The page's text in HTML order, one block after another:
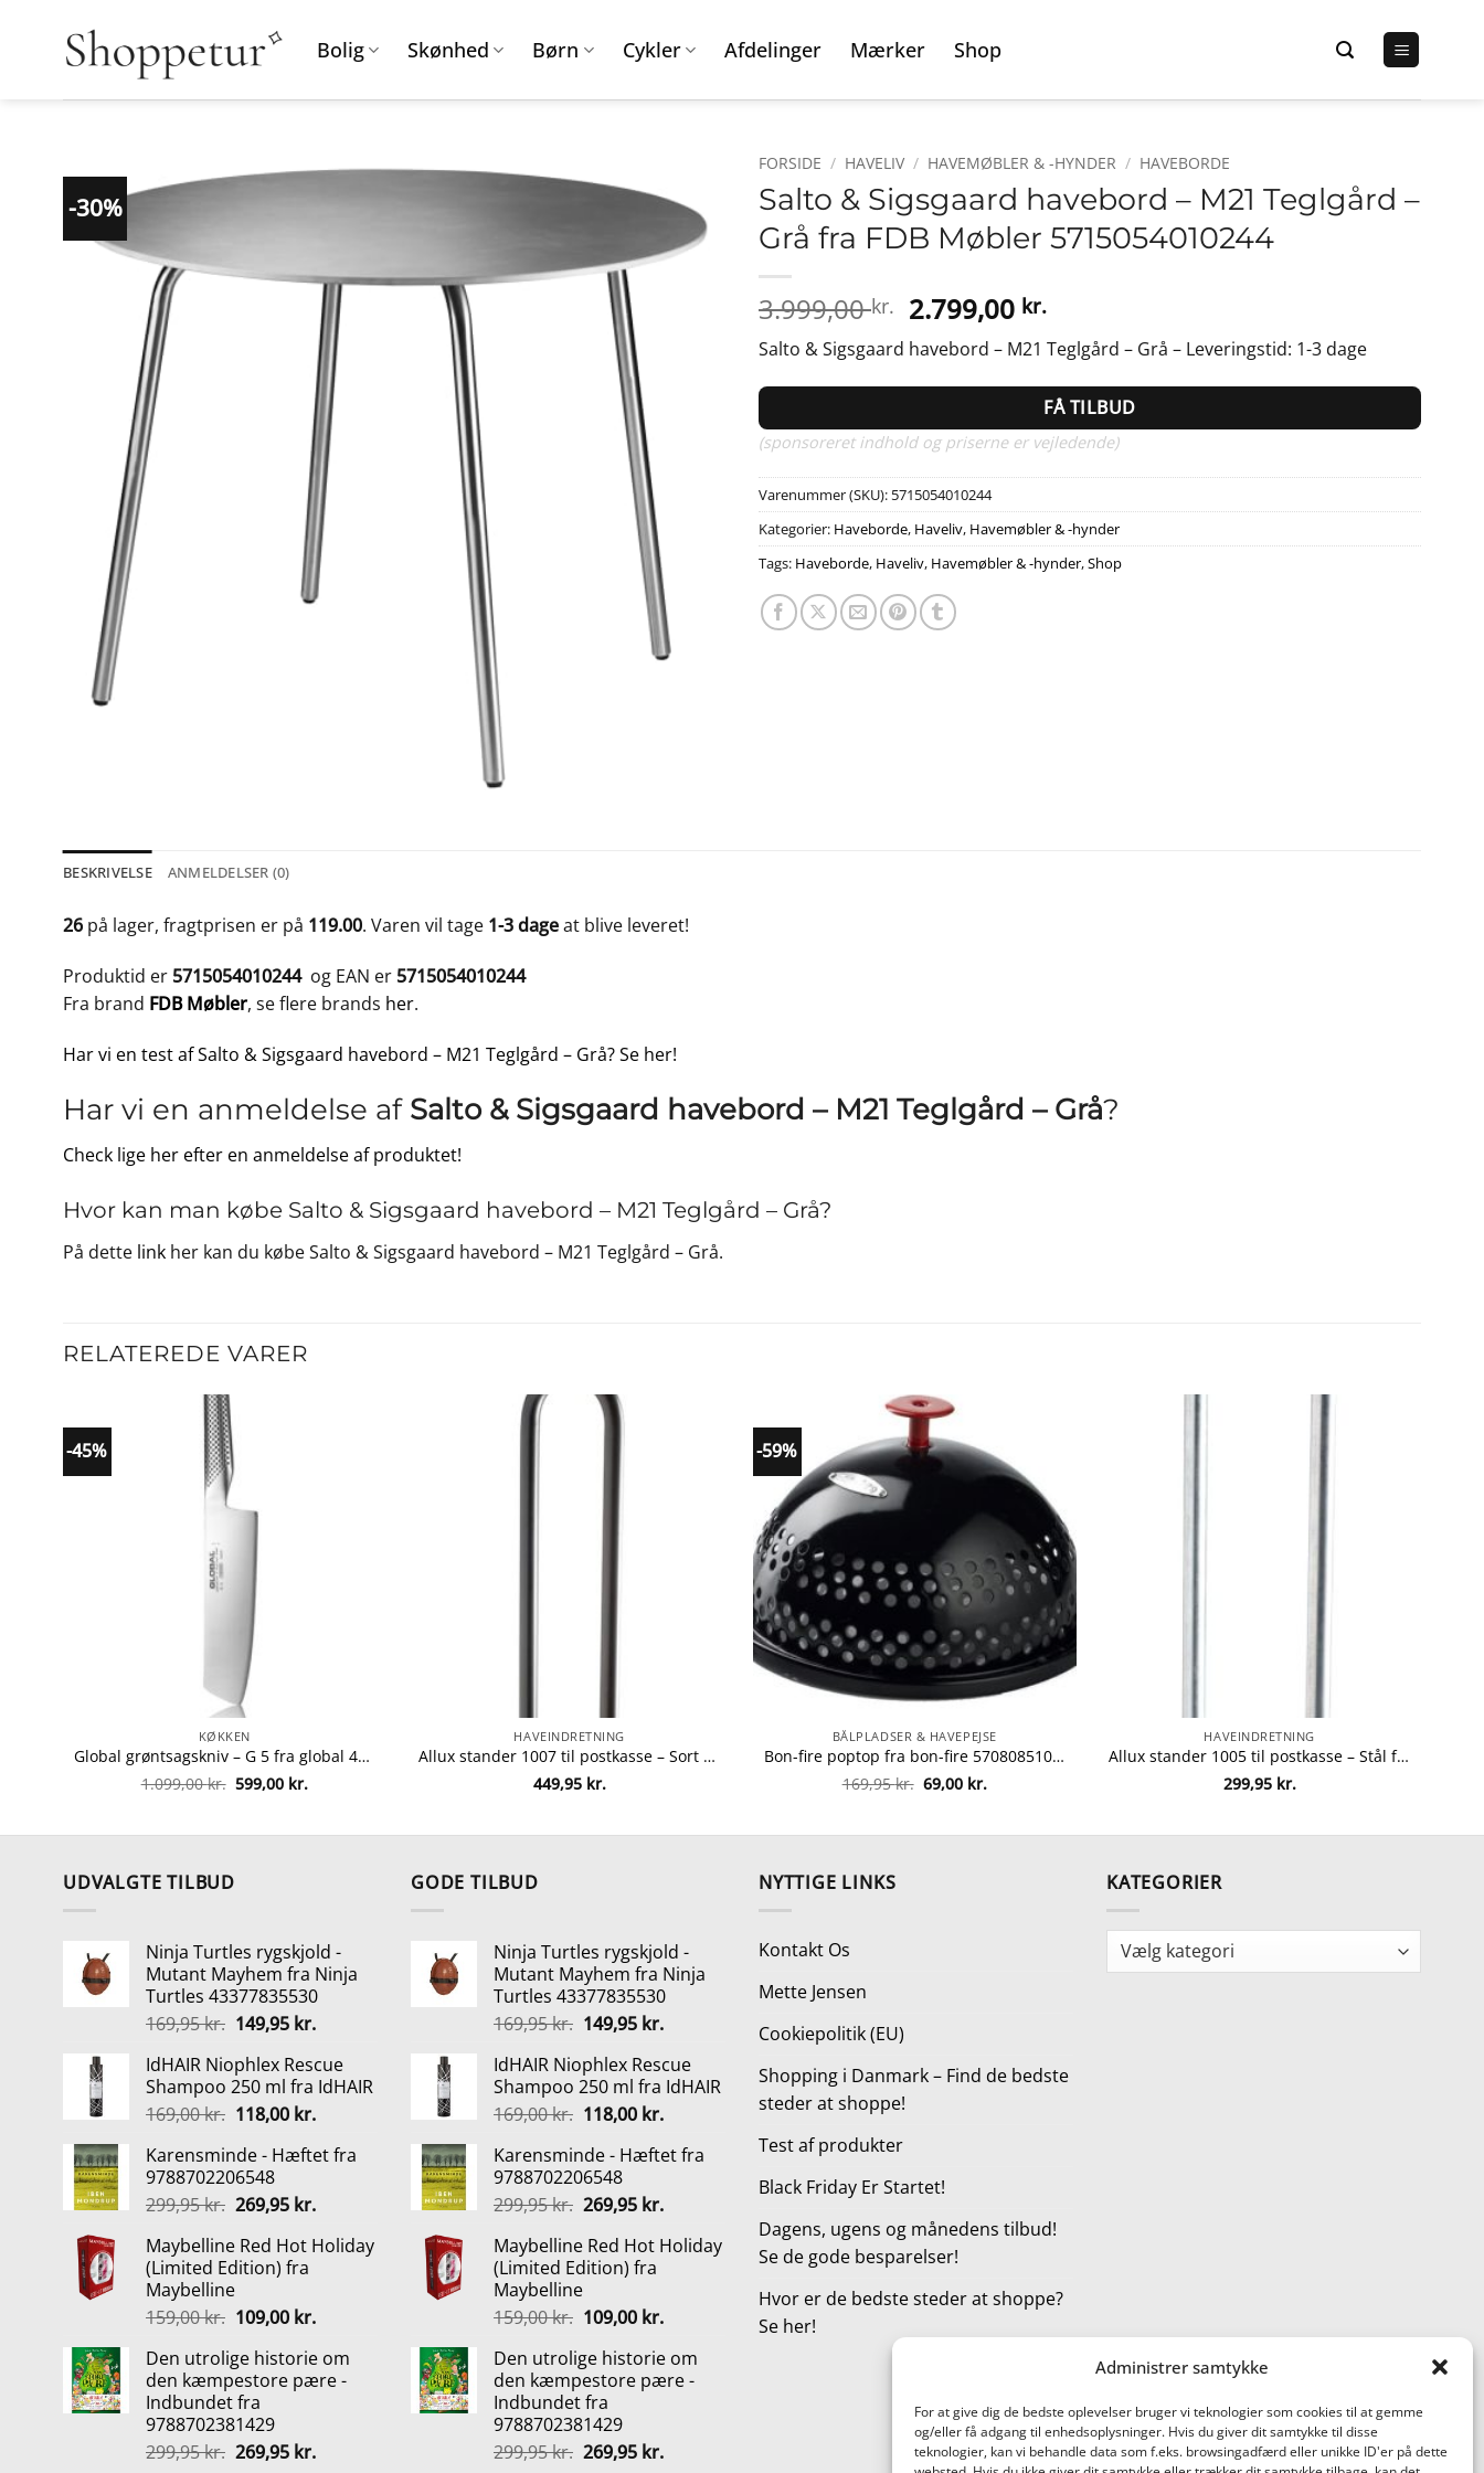
Administrer samtykke
For at give dig de bedste oplevelser bruger vi teknologier som cookies til at gemme
og/eller få adgang til enhedsoplysninger. Hvis du giver dit samtykke til disse
teknologier, kan vi behandle data som f.eks. browsingadfærd eller unikke ID'er på dette
Bolig Skønhed Børn Cykler Afdelinger Mærker Shop
-30%
FORSIDE / HAVELIV / HAVEMØBLER & -HYNDER / HAVEBORDE
Salto & Sigsgaard havebord – M21 Teglgård –
Grå fra FDB Møbler 5715054010244
3.999,00kr. Den
oprindelige
pris
var:
3.999,00 kr..
2.799,00 kr.Den
aktuelle
pris
er:
2.799,00 kr..
Salto & Sigsgaard havebord – M21 Teglgård – Grå – Leveringstid: 1-3 dage
FÅ TILBUD
(sponsoreret indhold og priserne er vejledende)
Varenummer (SKU): 5715054010244
Kategorier: Haveborde, Haveliv, Havemøbler & -hynder
Tags: Haveborde, Haveliv, Havemøbler & -hynder,Shop
BESKRIVELSE ANMELDELSER (0)
26 på lager, fragtprisen er på 119.00. Varen vil tage 1-3 dageat blive leveret!
Produktid er 5715054010244 og EAN er 5715054010244
Fra brand FDB Møbler, se flere brands her.
Har vi en test af Salto & Sigsgaard havebord – M21 Teglgård – Grå? Se her!
Har vi en anmeldelse af Salto & Sigsgaard havebord – M21 Teglgård – Grå?
Check lige her efter en anmeldelse af produktet!
Hvor kan man købe Salto & Sigsgaard havebord – M21 Teglgård – Grå?
På dette link her kan du købe Salto & Sigsgaard havebord – M21 Teglgård – Grå.
RELATEREDE VARER
-45%
KØKKEN
Global grøntsagskniv – G 5 fra global 4943691805485
1.099,00kr. Den
oprindelige
599,00 kr.Den
HAVEINDRETNING
Allux stander 1007 til postkasse – Sort fra allux 5701701590085
449,95 kr.
-59%
BÅLPLADSER & HAVEPEJSE
Bon-fire poptop fra bon-fire 5708085100183
169,95kr. Den
oprindelige
69,00 kr.Den
HAVEINDRETNING
Allux stander 1005 til postkasse – Stål fra allux 5709975100511
299,95 kr.
UDVALGTE TILBUD
Ninja Turtles rygskjold -
Mutant Mayhem fra Ninja
Turtles 43377835530
169,95kr. Den
pris
var:
169,95 kr..
149,95 kr.Den
pris
er:
149,95 kr..
IdHAIR Niophlex Rescue
Shampoo 250 ml fra IdHAIR
169,00kr. Den
pris
var:
169,00 kr..
118,00 kr.Den
pris
118,00 kr..
Karensminde - Hæftet fra
9788702206548
299,95kr. Den
pris
var:
299,95 kr..
269,95 kr.Den
pris
Maybelline Red Hot Holiday
(Limited Edition) fra
Maybelline
159,00kr. Den
pris
var:
159,00 kr..
109,00 kr.Den
pris
er:
Den utrolige historie om
den kæmpestore pære -
Indbundet fra
9788702381429
299,95kr. Den
269,95 kr.Den
GODE TILBUD
Ninja Turtles rygskjold -
Mutant Mayhem fra Ninja
Turtles 43377835530
169,95kr. Den
pris
var:
169,95 kr..
149,95 kr.Den
pris
er:
149,95 kr..
IdHAIR Niophlex Rescue
Shampoo 250 ml fra IdHAIR
169,00kr. Den
pris
var:
169,00 kr..
118,00 kr.Den
pris
118,00 kr..
Karensminde - Hæftet fra
9788702206548
299,95kr. Den
pris
var:
299,95 kr..
269,95 kr.Den
pris
Maybelline Red Hot Holiday
(Limited Edition) fra
Maybelline
159,00kr. Den
pris
var:
159,00 kr..
109,00 kr.Den
pris
er:
Den utrolige historie om
den kæmpestore pære -
Indbundet fra
9788702381429
299,95kr. Den
269,95 kr.Den
NYTTIGE LINKS
Kontakt Os
Mette Jensen
Cookiepolitik (EU)
Shopping i Danmark – Find de bedste
steder at shoppe!
Test af produkter
Black Friday Er Startet!
Dagens, ugens og månedens tilbud!
Se de gode besparelser!
Hvor er de bedste steder at shoppe?
Se her!
KATEGORIER
Kategorier